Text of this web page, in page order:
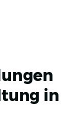
in